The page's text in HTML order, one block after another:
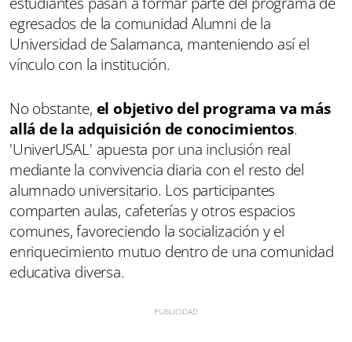
egresados de la comunidad Alumni de la
Universidad de Salamanca, manteniendo así el
vínculo con la institución.
No obstante, el objetivo del programa va más
allá de la adquisición de conocimientos.
'UniverUSAL' apuesta por una inclusión real
mediante la convivencia diaria con el resto del
alumnado universitario. Los participantes
comparten aulas, cafeterías y otros espacios
comunes, favoreciendo la socialización y el
enriquecimiento mutuo dentro de una comunidad
educativa diversa.